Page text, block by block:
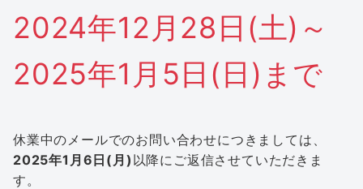
2024年12月28日(土)～
2025年1月5日(日)まで
休業中のメールでのお問い合わせにつきましては、
2025年1月6日(月) 以降にご返信させていただきま
す。